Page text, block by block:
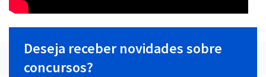
Deseja receber novidades sobre
concursos?